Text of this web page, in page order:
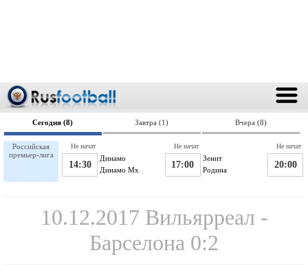
Сегодня (8) Завтра (1) Вчера (8)
Российская
премьер-лига
Динамо
14:30 Динамо Мх
Не начат
Зенит
17:00 Родина
Не начат
20:00
Не начат
10.12.2017 Вильярреал -
Барселона 0:2